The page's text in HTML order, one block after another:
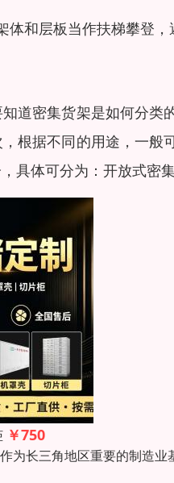
和层板当作扶梯攀登，
道密集货架是如何分
根据不同的用途，一
具体可分为：开放式密
￥750
为长三角地区重要的制造